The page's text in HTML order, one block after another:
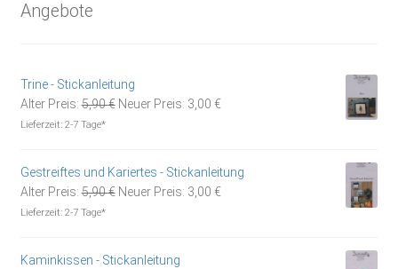
Angebote
Trine - Stickanleitung
Alter Preis: 5,90€ Ursprünglicher
Neuer Preis: 3,00 €Aktueller
Lieferzeit: 2-7 Tage*
Gestreiftes und Kariertes - Stickanleitung
Alter Preis: 5,90€ Ursprünglicher
Neuer Preis: 3,00 €Aktueller
Lieferzeit: 2-7 Tage*
Kaminkissen - Stickanleitung